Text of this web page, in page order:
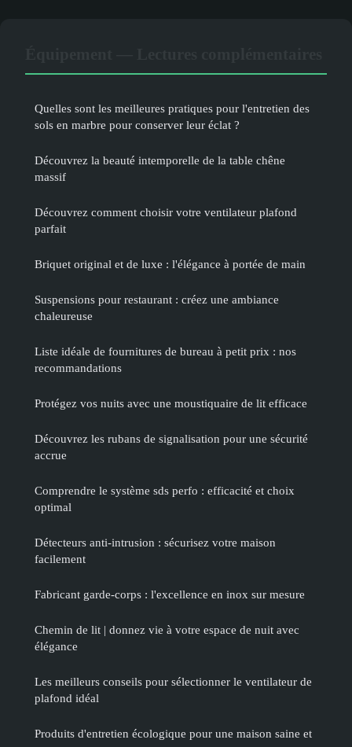
Quelles sont les meilleures pratiques pour l'entretien des
sols en marbre pour conserver leur éclat ?
Découvrez la beauté intemporelle de la table chêne
massif
Découvrez comment choisir votre ventilateur plafond
parfait
Briquet original et de luxe : l'élégance à portée de main
Suspensions pour restaurant : créez une ambiance
chaleureuse
Liste idéale de fournitures de bureau à petit prix : nos
recommandations
Protégez vos nuits avec une moustiquaire de lit efficace
Découvrez les rubans de signalisation pour une sécurité
accrue
Comprendre le système sds perfo : efficacité et choix
optimal
Détecteurs anti-intrusion : sécurisez votre maison
facilement
Fabricant garde-corps : l'excellence en inox sur mesure
Chemin de lit | donnez vie à votre espace de nuit avec
élégance
Les meilleurs conseils pour sélectionner le ventilateur de
plafond idéal
Produits d'entretien écologique pour une maison saine et